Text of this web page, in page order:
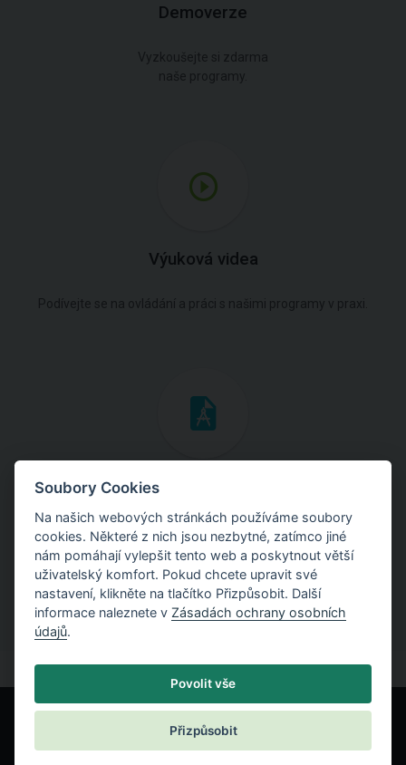
Demoverze
Vyzkoušejte si zdarma
naše programy.
Výuková videa
Podívejte se na ovládání a práci s našimi programy v praxi.
Inženýrské manuály
Stáhněte si manuály s teoretickými i praktickými ukázkami
použití programů.
Soubory Cookies
Na našich webových stránkách používáme soubory
cookies. Některé z nich jsou nezbytné, zatímco jiné
nám pomáhají vylepšit tento web a poskytnout větší
uživatelský komfort. Pokud chcete upravit své
nastavení, klikněte na tlačítko Přizpůsobit. Další
informace naleznete v Zásadách ochrany osobních
údajů.
Povolit vše
Přizpůsobit